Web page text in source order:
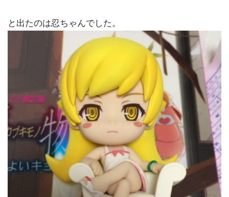
と出たのは忍ちゃんでした。